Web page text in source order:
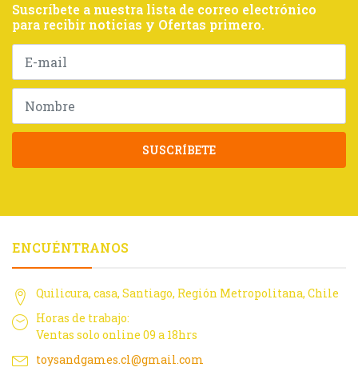
Suscríbete a nuestra lista de correo electrónico
para recibir noticias y Ofertas primero.
SUSCRÍBETE
ENCUÉNTRANOS
Quilicura, casa, Santiago, Región Metropolitana, Chile
Horas de trabajo:
Ventas solo online 09 a 18hrs
toysandgames.cl@gmail.com